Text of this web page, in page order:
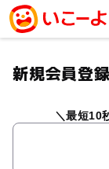
新規会員登録
最短10